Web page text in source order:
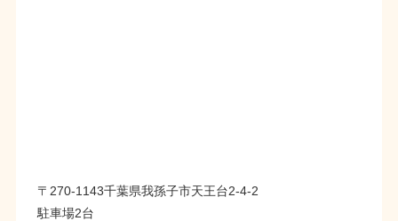
〒270-1143千葉県我孫子市天王台2-4-2
駐車場2台